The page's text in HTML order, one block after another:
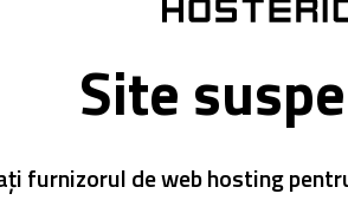
Site
furnizorul de web hosting